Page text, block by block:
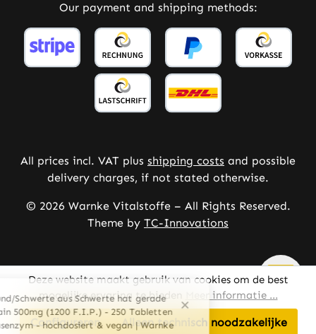
Our payment and shipping methods:
All prices incl. VAT plus shipping costs and possible
delivery charges, if not stated otherwise.
© 2026 Warnke Vitalstoffe – All Rights Reserved.
Theme by TC-Innovations
Deze website maakt gebruik van cookies om de best
mogelijke ervaring te bieden
Meer informatie ...
Alleen technisch noodzakelijke
Configureren